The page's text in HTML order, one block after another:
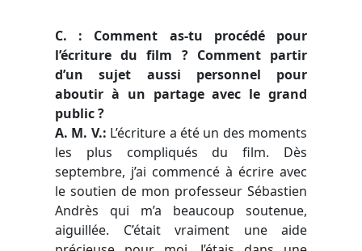
C. : Comment as-tu procédé pour
l’écriture du film ? Comment partir
d’un sujet aussi personnel pour
aboutir à un partage avec le grand
public ?
A. M. V.: L’écriture a été un des moments
les plus compliqués du film. Dès
septembre, j’ai commencé à écrire avec
le soutien de mon professeur Sébastien
Andrès qui m’a beaucoup soutenue,
aiguillée. C’était vraiment une aide